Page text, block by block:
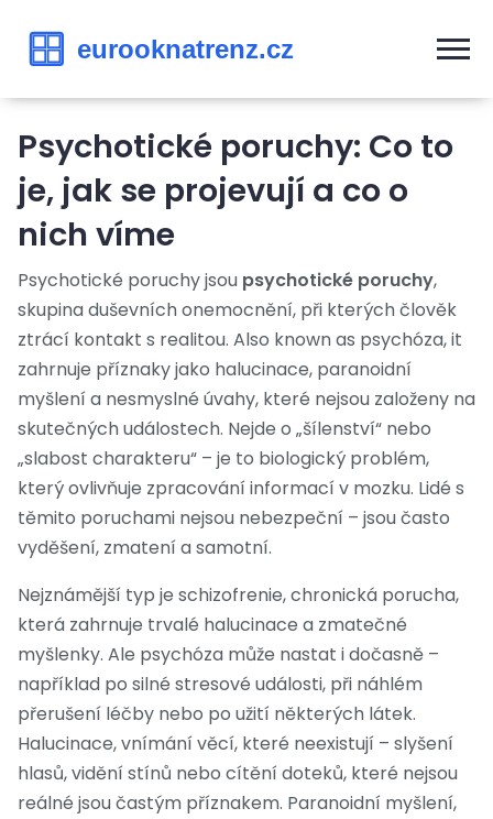
Psychotické poruchy: Co to
je, jak se projevují a co o
nich víme
Psychotické poruchy jsou psychotické poruchy,
skupina duševních onemocnění, při kterých člověk
ztrácí kontakt s realitou. Also known as psychóza, it
zahrnuje příznaky jako halucinace, paranoidní
myšlení a nesmyslné úvahy, které nejsou založeny na
skutečných událostech. Nejde o „šílenství“ nebo
„slabost charakteru“ – je to biologický problém,
který ovlivňuje zpracování informací v mozku. Lidé s
těmito poruchami nejsou nebezpeční – jsou často
vyděšení, zmatení a samotní.
Nejznámější typ je schizofrenie,chronická porucha,
která zahrnuje trvalé halucinace a zmatečné
myšlenky. Ale psychóza může nastat i dočasně –
například po silné stresové události, při náhlém
přerušení léčby nebo po užití některých látek.
Halucinace,vnímání věcí, které neexistují – slyšení
hlasů, vidění stínů nebo cítění doteků, které nejsou
reálné jsou častým příznakem. Paranoidní myšlení,